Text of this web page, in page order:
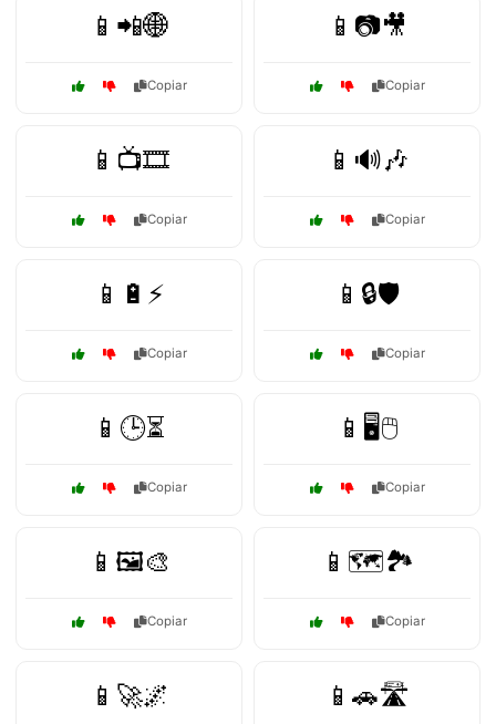
📱📲🌐
Copiar
📱📷🎥
Copiar
📱📺🎞️
Copiar
📱🔊🎶
Copiar
📱🔋⚡
Copiar
📱🔒🛡️
Copiar
📱🕒⏳
Copiar
📱🖥️🖱️
Copiar
📱🖼️🎨
Copiar
📱🗺️🏞️
Copiar
📱🚀🌌 📱🚗🛣️